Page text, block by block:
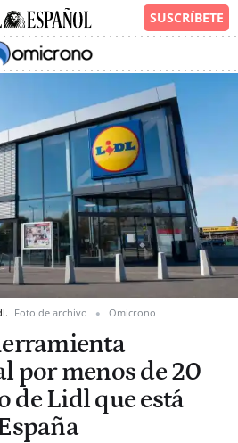
Foto de archivo Omicrono
por menos de 20
de Lidl que está